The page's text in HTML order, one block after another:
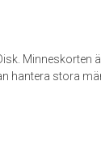
Minneskorten
hantera stora